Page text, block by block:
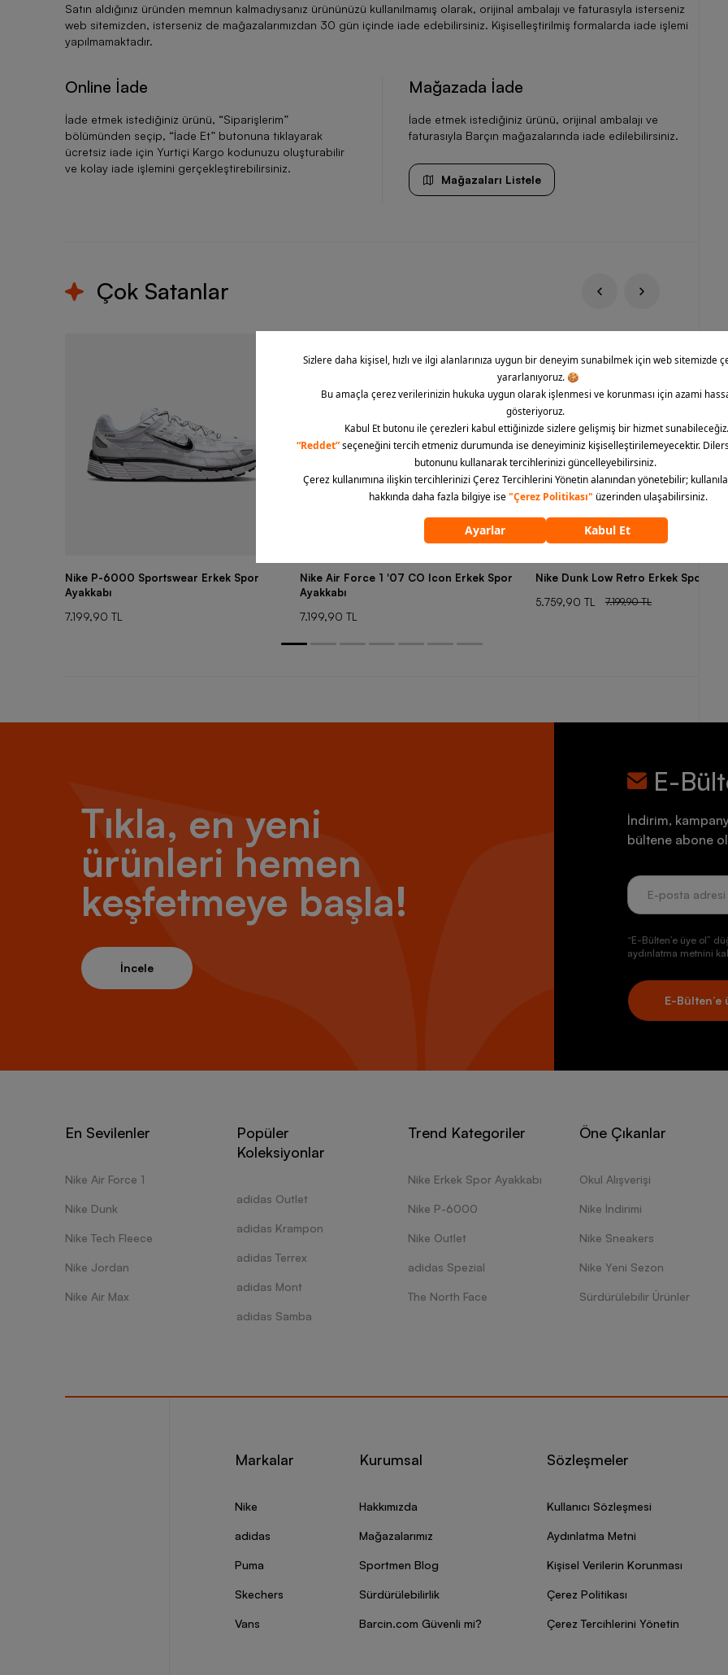
Satın aldığınız üründen memnun kalmadıysanız ürününüzü kullanılmamış olarak, orijinal ambalajı ve faturasıyla isterseniz
web sitemizden, isterseniz de mağazalarımızdan 30 gün içinde iade edebilirsiniz. Kişiselleştirilmiş formalarda iade işlemi
yapılmamaktadır.
Online İade
İade etmek istediğiniz ürünü, “Siparişlerim”
bölümünden seçip, “İade Et” butonuna tıklayarak
ücretsiz iade için Yurtiçi Kargo kodunuzu oluşturabilir
ve kolay iade işlemini gerçekleştirebilirsiniz.
Mağazada İade
İade etmek istediğiniz ürünü, orijinal ambalajı ve
faturasıyla Barçın mağazalarında iade edilebilirsiniz.
Mağazaları Listele
Çok Satanlar
Nike P-6000 Sportswear Erkek Spor
Ayakkabı
7.199,90 TL
Nike Air Force 1 '07 CO Icon Erkek Spor
Ayakkabı
7.199,90 TL
Nike Dunk Low Retro Erkek Spor
5.759,90 TL
7.199,90 TL
Tıkla, en yeni
ürünleri hemen
keşfetmeye başla!
İncele
E-
İndirim,
bültene abone
“E-Bülten’e üye ol”
aydınlatma metnini
E-Bülten’e
En Sevilenler
Nike Air Force 1
Nike Dunk
Nike Tech Fleece
Nike Jordan
Nike Air Max
Popüler
Koleksiyonlar
adidas Outlet
adidas Krampon
adidas Terrex
adidas Mont
adidas Samba
Trend Kategoriler
Nike Erkek Spor Ayakkabı
Nike P-6000
Nike Outlet
adidas Spezial
The North Face
Öne Çıkanlar
Okul Alışverişi
Nike İndirimi
Nike Sneakers
Nike Yeni Sezon
Sürdürülebilir Ürünler
Markalar
Nike
adidas
Puma
Skechers
Vans
Kurumsal
Hakkımızda
Mağazalarımız
Sportmen Blog
Sürdürülebilirlik
Barcin.com Güvenli mi?
Sözleşmeler
Kullanıcı Sözleşmesi
Aydınlatma Metni
Kişisel Verilerin Korunması
Çerez Politikası
Çerez Tercihlerini Yönetin